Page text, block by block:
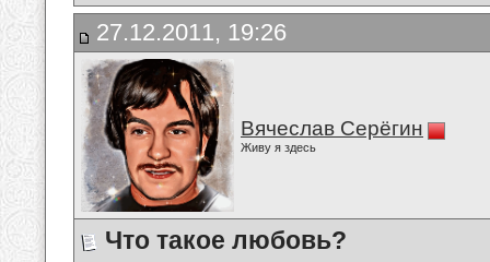
27.12.2011, 19:26
Вячеслав Серёгин
Живу я здесь
Что такое любовь?